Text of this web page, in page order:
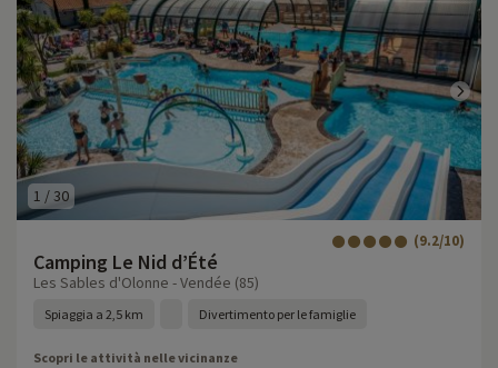
1 /30
Camping Le Nid d’Été
(9.2/10)
Les Sables d'Olonne - Vendée (85)
Spiaggia a 2,5 km Divertimento per le famiglie
Scopri le attività nelle vicinanze